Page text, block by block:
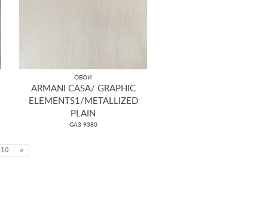
ОБОИ
ARMANI CASA/ GRAPHIC
ELEMENTS1/METALLIZED
PLAIN
GA3 9380
10 »